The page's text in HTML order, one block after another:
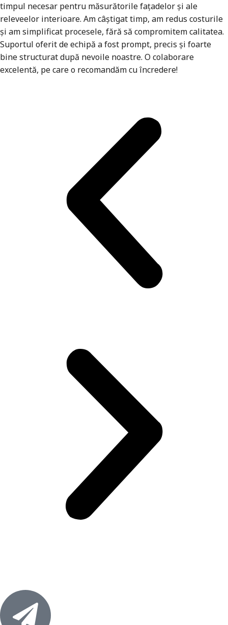
timpul necesar pentru măsurătorile fațadelor și ale
releveelor interioare. Am câștigat timp, am redus costurile
și am simplificat procesele, fără să compromitem calitatea.
Suportul oferit de echipă a fost prompt, precis și foarte
bine structurat după nevoile noastre. O colaborare
excelentă, pe care o recomandăm cu încredere!